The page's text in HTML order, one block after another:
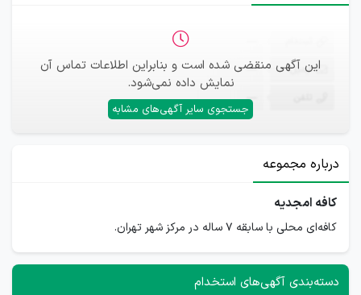
این آگهی منقضی شده است و بنابراین اطلاعات تماس آن
نمایش داده نمی‌شود.
جستجوی سایر آگهی‌های مشابه
ایمیل —
—
درباره مجموعه
کافه امجدیه
کافه‌ای محلی با سابقه ۷ ساله در مرکز شهر تهران.
دسته‌بندی آگهی‌های استخدام